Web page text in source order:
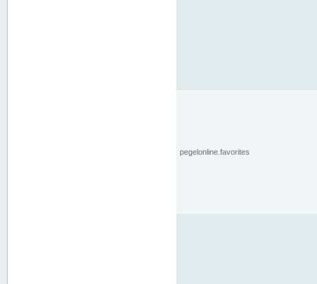
pegelonline.favorites